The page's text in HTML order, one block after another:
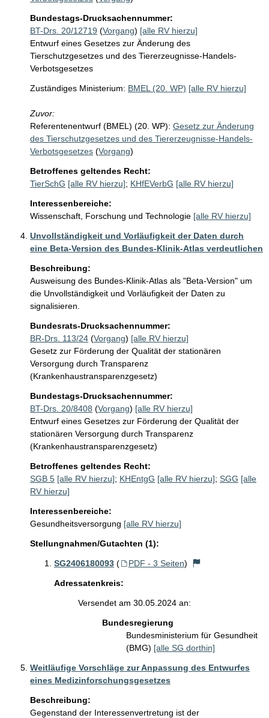
Bundestags-Drucksachennummer:
BT-Drs. 20/12719 (Vorgang) [alle RV hierzu]
Entwurf eines Gesetzes zur Änderung des
Tierschutzgesetzes und des Tiererzeugnisse-Handels-
Verbotsgesetzes
Zuständiges Ministerium: BMEL (20. WP) [alle RV hierzu]
Zuvor:
Referentenentwurf (BMEL) (20. WP): Gesetz zur Änderung
des Tierschutzgesetzes und des Tiererzeugnisse-Handels-
Verbotsgesetzes (Vorgang)
Betroffenes geltendes Recht:
TierSchG [alle RV hierzu]; KHfEVerbG [alle RV hierzu]
Interessenbereiche:
Wissenschaft, Forschung und Technologie [alle RV hierzu]
Unvollständigkeit und Vorläufigkeit der Daten durch
eine Beta-Version des Bundes-Klinik-Atlas verdeutlichen
Beschreibung:
Ausweisung des Bundes-Klinik-Atlas als "Beta-Version" um
die Unvollständigkeit und Vorläufigkeit der Daten zu
signalisieren.
Bundesrats-Drucksachennummer:
BR-Drs. 113/24 (Vorgang) [alle RV hierzu]
Gesetz zur Förderung der Qualität der stationären
Versorgung durch Transparenz
(Krankenhaustransparenzgesetz)
Bundestags-Drucksachennummer:
BT-Drs. 20/8408 (Vorgang) [alle RV hierzu]
Entwurf eines Gesetzes zur Förderung der Qualität der
stationären Versorgung durch Transparenz
(Krankenhaustransparenzgesetz)
Betroffenes geltendes Recht:
SGB 5 [alle RV hierzu]; KHEntgG [alle RV hierzu]; SGG [alle
RV hierzu]
Interessenbereiche:
Gesundheitsversorgung [alle RV hierzu]
Stellungnahmen/Gutachten (1):
SG2406180093 ( PDF - 3 Seiten)
Adressatenkreis:
Versendet am 30.05.2024 an:
Bundesregierung
Bundesministerium für Gesundheit
(BMG) [alle SG dorthin]
Weitläufige Vorschläge zur Anpassung des Entwurfes
eines Medizinforschungsgesetzes
Beschreibung:
Gegenstand der Interessenvertretung ist der